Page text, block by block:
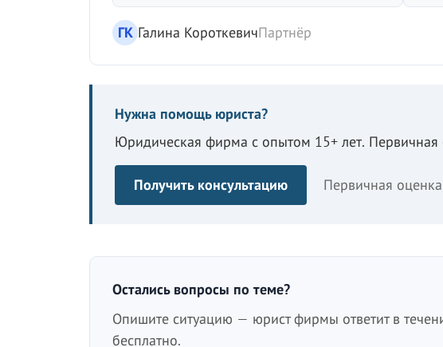
ГК Галина КороткевичПартнёр
Нужна помощь юриста?
Юридическая фирма с опытом 15+ лет. Первичная
Получить консультацию Первичная
Остались вопросы по теме?
Опишите ситуацию — юрист фирмы ответит в
бесплатно.